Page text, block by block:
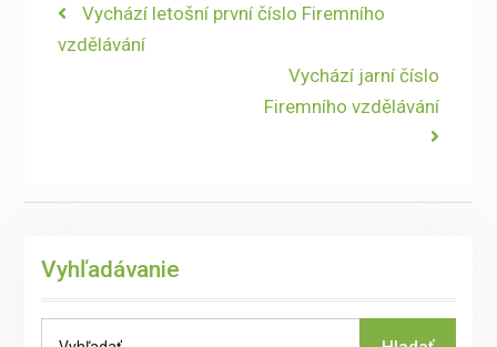
Navigace
pro
Previous
post:
Vychází letošní první číslo Firemního
vzdělávání
Next
post:
Vychází jarní číslo
Firemního vzdělávání
Vyhľadávanie